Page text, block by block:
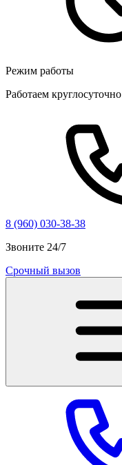
Режим работы
Работаем круглосуточно
8 (960) 030-38-38
Звоните 24/7
Срочный вызов